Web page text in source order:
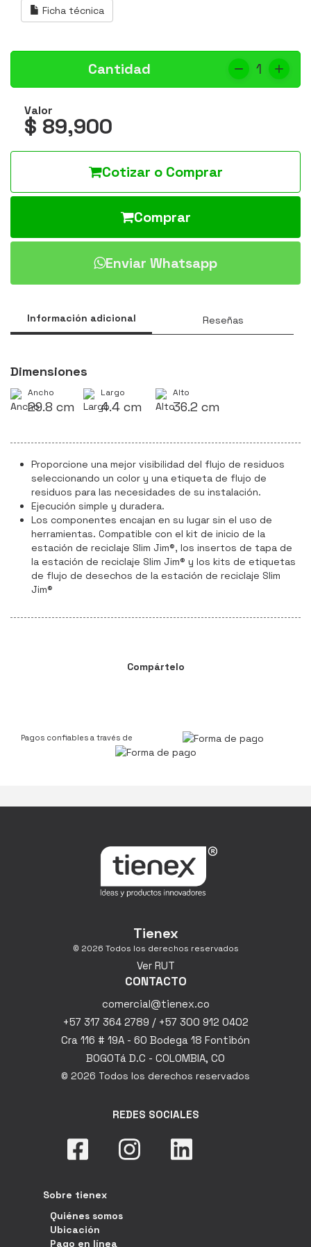
Ficha técnica
Cantidad 1
Valor
$ 89,900
Cotizar o Comprar
Comprar
Enviar Whatsapp
Información adicional Reseñas
Dimensiones
Ancho
29.8 cm
Largo
4.4 cm
Alto
36.2 cm
Proporcione una mejor visibilidad del flujo de residuos
seleccionando un color y una etiqueta de flujo de
residuos para las necesidades de su instalación.
Ejecución simple y duradera.
Los componentes encajan en su lugar sin el uso de
herramientas. Compatible con el kit de inicio de la
estación de reciclaje Slim Jim®, los insertos de tapa de
la estación de reciclaje Slim Jim® y los kits de etiquetas
de flujo de desechos de la estación de reciclaje Slim
Jim®
Compártelo
Pagos confiables a través de
Tienex
© 2026 Todos los derechos reservados
Ver RUT
CONTACTO
comercial@tienex.co
+57 317 364 2789 / +57 300 912 0402
Cra 116 # 19A - 60 Bodega 18 Fontibón
BOGOTá D.C - COLOMBIA, CO
© 2026 Todos los derechos reservados
REDES SOCIALES
Sobre tienex
Quiénes somos
Ubicación
Pago en línea